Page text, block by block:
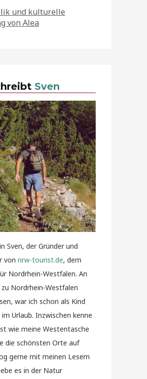
und kulturelle
von Alea
Sven
Sven, der Gründer und
von nrw-tourist.de, dem
Nordrhein-Westfalen. An
Nordrhein-Westfalen
war ich schon als Kind
Urlaub. Inzwischen kenne
wie meine Westentasche
die schönsten Orte auf
gerne mit meinen Lesern
es in der Natur